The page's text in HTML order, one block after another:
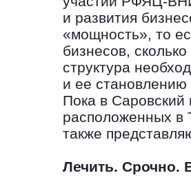
и развития
«мощность», то
бизнесов,
структура
и ее
Пока в
расположенных в
также
Лечить. Срочно.